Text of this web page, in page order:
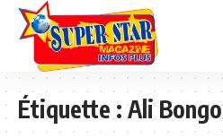
Étiquette :Ali Bongo